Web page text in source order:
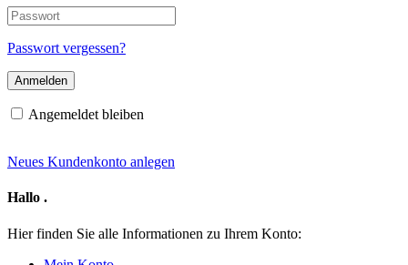
E-
Mail-
Adresse
Passwort
Passwort vergessen?
Angemeldet bleiben
Neues Kundenkonto anlegen
Hallo .
Hier finden Sie alle Informationen zu Ihrem Konto: